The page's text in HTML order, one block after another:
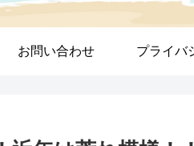
お問い合わせ